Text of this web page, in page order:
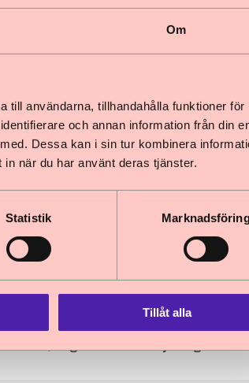
Om
till användarna, tillhandahålla funktioner för
och annan information från din
Dessa kan i sin tur kombinera
när du har använt deras tjänster.
Statistik
Tillåt alla
processtöd för att utveckla